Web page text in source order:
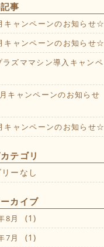
事
キャンペーンのお知らせ☆
キャンペーンのお知らせ☆
ラズママシン導入キャンペ
キャンペーンのお知らせ
キャンペーンのお知らせ☆
テゴリ
ーなし
カイブ
8月 (1)
7月 (1)